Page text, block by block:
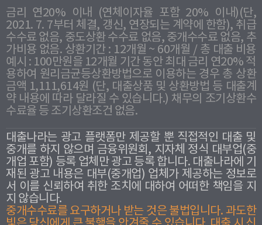
금리 연20% 이내 (연체이자율 포함 20% 이내)(단,
2021. 7. 7부터 체결, 갱신, 연장되는 계약에 한함), 취급
수수료 없음, 중도상환 수수료 없음, 중개수수료 없음, 추
가비용 없음. 상환기간 : 12개월 ~ 60개월 / 총 대출 비용
예시 : 100만원을 12개월 기간 동안 최대 금리 연20% 적
용하여 원리금균등상환방법으로 이용하는 경우 총 상환
금액 1,111,614원 (단, 대출상품 및 상환방법 등 대출계
약 내용에 따라 달라질 수 있습니다.) 채무의 조기상환수
수료율 등 조기상환조건 없음.
대출나라는 광고 플랫폼만 제공할 뿐 직접적인 대출 및
중개를 하지 않으며 금융위원회, 지자체 정식 대부업(중
개업 포함) 등록 업체만 광고 등록 합니다. 대출나라에 기
재된 광고 내용은 대부(중개업) 업체가 제공하는 정보로
서 이를 신뢰하여 취한 조치에 대하여 어떠한 책임을 지
지 않습니다.
중개수수료를 요구하거나 받는 것은 불법입니다. 과도한